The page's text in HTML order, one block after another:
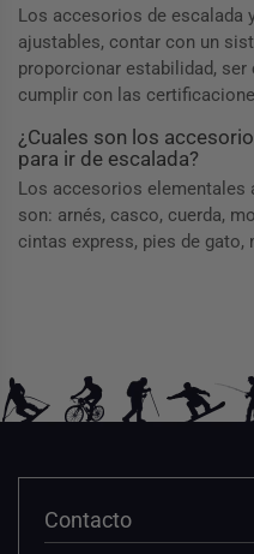
Los accesorios de escalada
ajustables, contar con un
proporcionar estabilidad,
cumplir con las
¿Cuales son los
para ir de escalada?
Los accesorios elementales
son: arnés, casco, cuerda,
cintas express, pies de
Contacto